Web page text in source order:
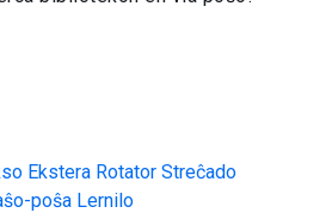
Ekstera Rotator Streĉado
poŝa Lernilo